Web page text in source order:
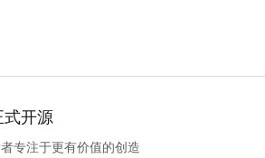
开源
专注于更有价值的创造